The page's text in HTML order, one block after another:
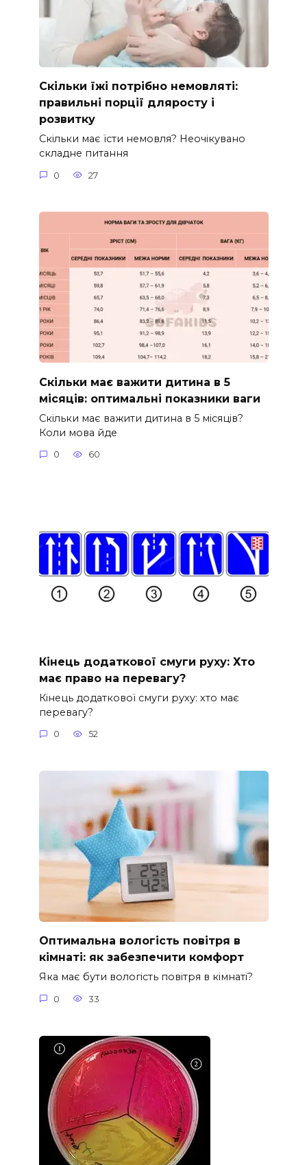
Скільки їжі потрібно немовляті:
правильні порції дляросту і
розвитку
Скільки має їсти немовля? Неочікувано
складне питання
0 27
Скільки має важити дитина в 5
місяців: оптимальні показники ваги
Скільки має важити дитина в 5 місяців?
Коли мова йде
0 60
Кінець додаткової смуги руху: Хто
має право на перевагу?
Кінець додаткової смуги руху: хто має
перевагу?
0 52
Оптимальна вологість повітря в
кімнаті: як забезпечити комфорт
Яка має бути вологість повітря в кімнаті?
0 33